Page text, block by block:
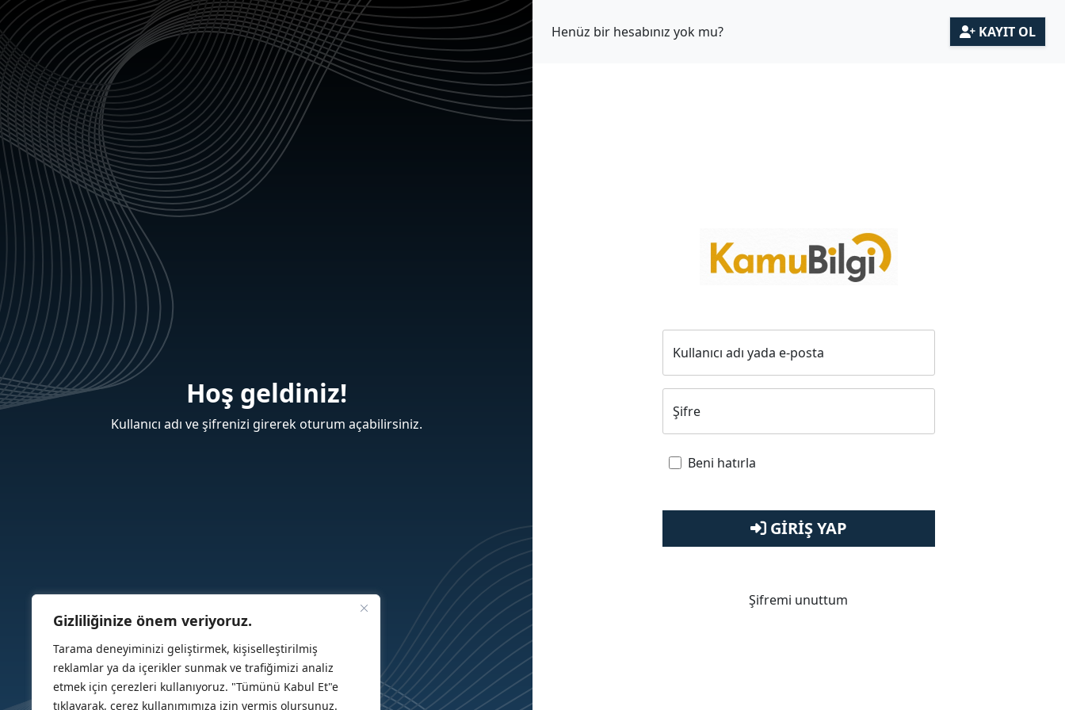
Gizliliğinize önem veriyoruz.
Tarama deneyiminizi geliştirmek, kişiselleştirilmiş
reklamlar ya da içerikler sunmak ve trafiğimizi analiz
etmek için çerezleri kullanıyoruz. "Tümünü Kabul Et"e
tıklayarak, çerez kullanımımıza izin vermiş olursunuz.
Hoş geldiniz!
Kullanıcı adı ve şifrenizi girerek oturum açabilirsiniz.
Henüz bir hesabınız yok mu? KAYIT OL
Kullanıcı adı yada e-posta
Şifre
Beni hatırla
GIRIŞ YAP
Şifremi unuttum